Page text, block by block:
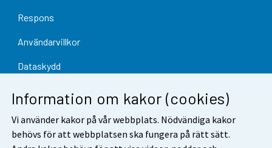
Information om kakor (cookies)
Vi använder kakor på vår webbplats. Nödvändiga kakor
behövs för att webbplatsen ska fungera på rätt sätt.
Respons
Användarvillkor
Dataskydd
Information om webbplatsen
Cookie-inställningar